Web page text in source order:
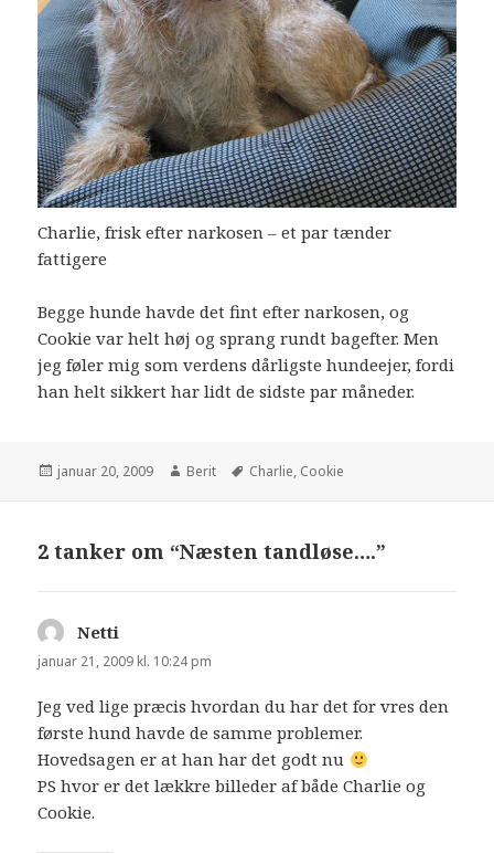
Charlie, frisk efter narkosen – et par tænder
fattigere
Begge hunde havde det fint efter narkosen, og
Cookie var helt høj og sprang rundt bagefter. Men
jeg føler mig som verdens dårligste hundeejer, fordi
han helt sikkert har lidt de sidste par måneder.
januar 20, 2009 Berit Charlie, Cookie
2 tanker om “Næsten tandløse….”
Netti
januar 21, 2009 kl. 10:24 pm
Jeg ved lige præcis hvordan du har det for vres den
første hund havde de samme problemer.
Hovedsagen er at han har det godt nu
PS hvor er det lækkre billeder af både Charlie og
Cookie.